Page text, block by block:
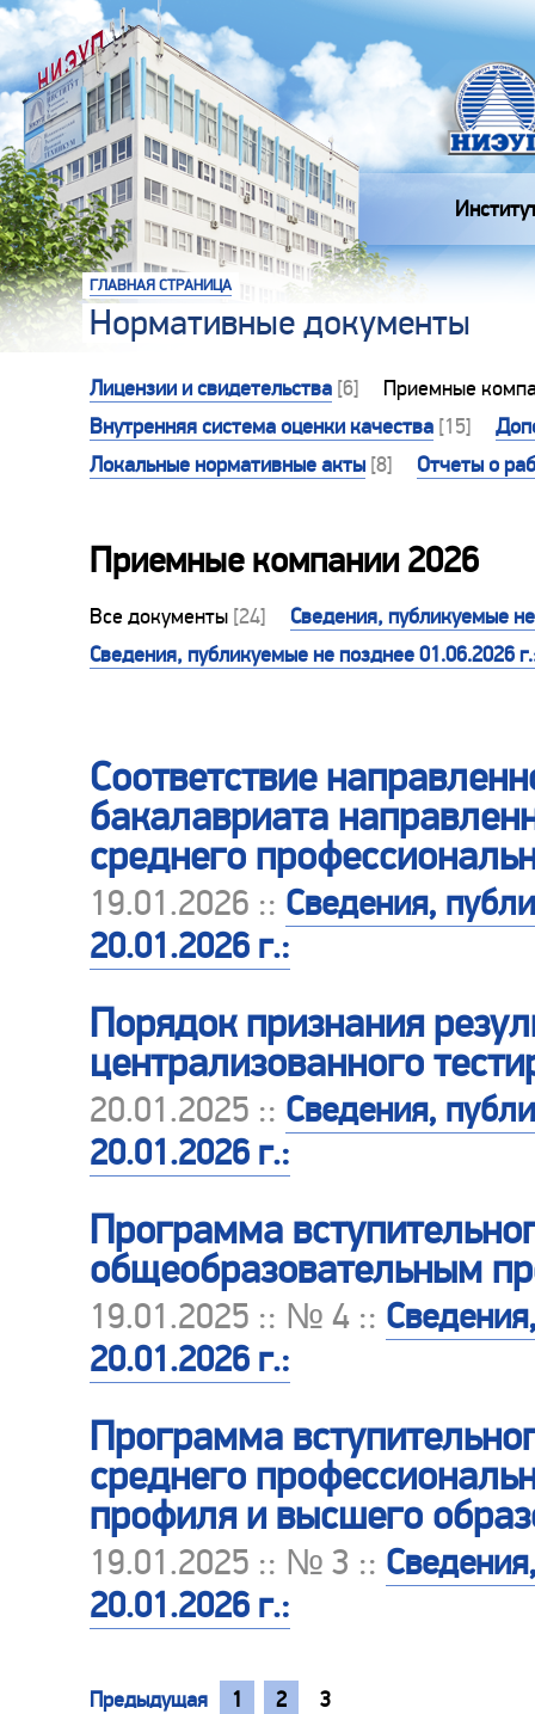
ГЛАВНАЯ СТРАНИЦА
Нормативные документы
Лицензии и свидетельства [6]
Приемные
Внутренняя система оценки качества [15]
Локальные нормативные акты [8] Отчеты о
Приемные компании 2026
Все документы [24]
Сведения, публикуемые
Сведения, публикуемые не позднее 01.06.2026
Соответствие
бакалавриата
среднего
19.01.2026 :: Сведения,
20.01.2026 г.:
Порядок признания
централизованного
20.01.2025 :: Сведения,
20.01.2026 г.:
Программа
общеобразовательным
19.01.2025 :: № 4 ::
20.01.2026 г.:
Программа
среднего
профиля и высшего
19.01.2025 :: № 3 ::
20.01.2026 г.:
Предыдущая 1 2 3